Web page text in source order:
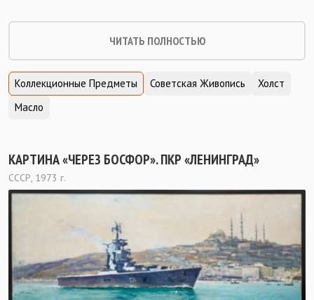
ЧИТАТЬ ПОЛНОСТЬЮ
Коллекционные Предметы Советская Живопись
Холст
Масло
КАРТИНА «ЧЕРЕЗ БОСФОР». ПКР «ЛЕНИНГРАД»
СССР, 1973 г.